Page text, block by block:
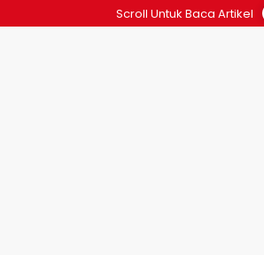
Scroll Untuk Baca Artikel